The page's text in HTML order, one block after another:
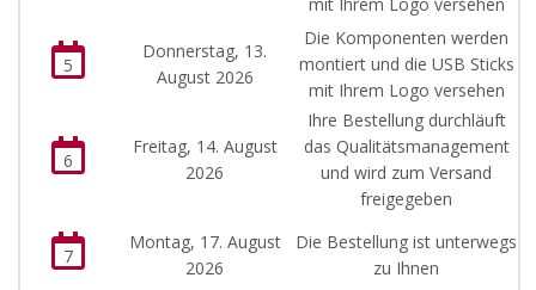
5
Donnerstag, 13.
August 2026
Die Komponenten werden
montiert und die USB Sticks
mit Ihrem Logo versehen
6
Freitag, 14. August
2026
Ihre Bestellung durchläuft
das Qualitätsmanagement
und wird zum Versand
freigegeben
7
Montag, 17. August
2026
Die Bestellung ist unterwegs
zu Ihnen